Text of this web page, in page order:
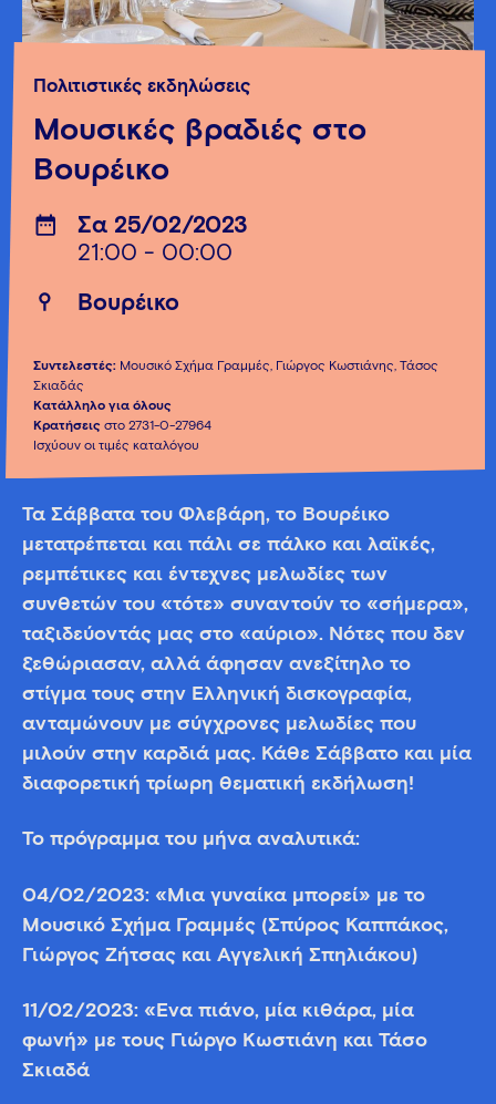
Πολιτιστικές εκδηλώσεις
Μουσικές βραδιές στο
Βουρέικο
Σα 25/02/2023
21:00 - 00:00
Βουρέικο
Συντελεστές: Μουσικό Σχήμα Γραμμές, Γιώργος Κωστιάνης, Τάσος
Σκιαδάς
Κατάλληλο για όλους
Κρατήσεις στο 2731-0-27964
Ισχύουν οι τιμές καταλόγου
Τα Σάββατα του Φλεβάρη, το Βουρέικο
μετατρέπεται και πάλι σε πάλκο και λαϊκές,
ρεμπέτικες και έντεχνες μελωδίες των
συνθετών του «τότε» συναντούν το «σήμερα»,
ταξιδεύοντάς μας στο «αύριο». Νότες που δεν
ξεθώριασαν, αλλά άφησαν ανεξίτηλο το
στίγμα τους στην Ελληνική δισκογραφία,
ανταμώνουν με σύγχρονες μελωδίες που
μιλούν στην καρδιά μας. Κάθε Σάββατο και μία
διαφορετική τρίωρη θεματική εκδήλωση!
Το πρόγραμμα του μήνα αναλυτικά:
04/02/2023: «Μια γυναίκα μπορεί» με το
Μουσικό Σχήμα Γραμμές (Σπύρος Καππάκος,
Γιώργος Ζήτσας και Αγγελική Σπηλιάκου)
11/02/2023: «Ένα πιάνο, μία κιθάρα, μία
φωνή» με τους Γιώργο Κωστιάνη και Τάσο
Σκιαδά